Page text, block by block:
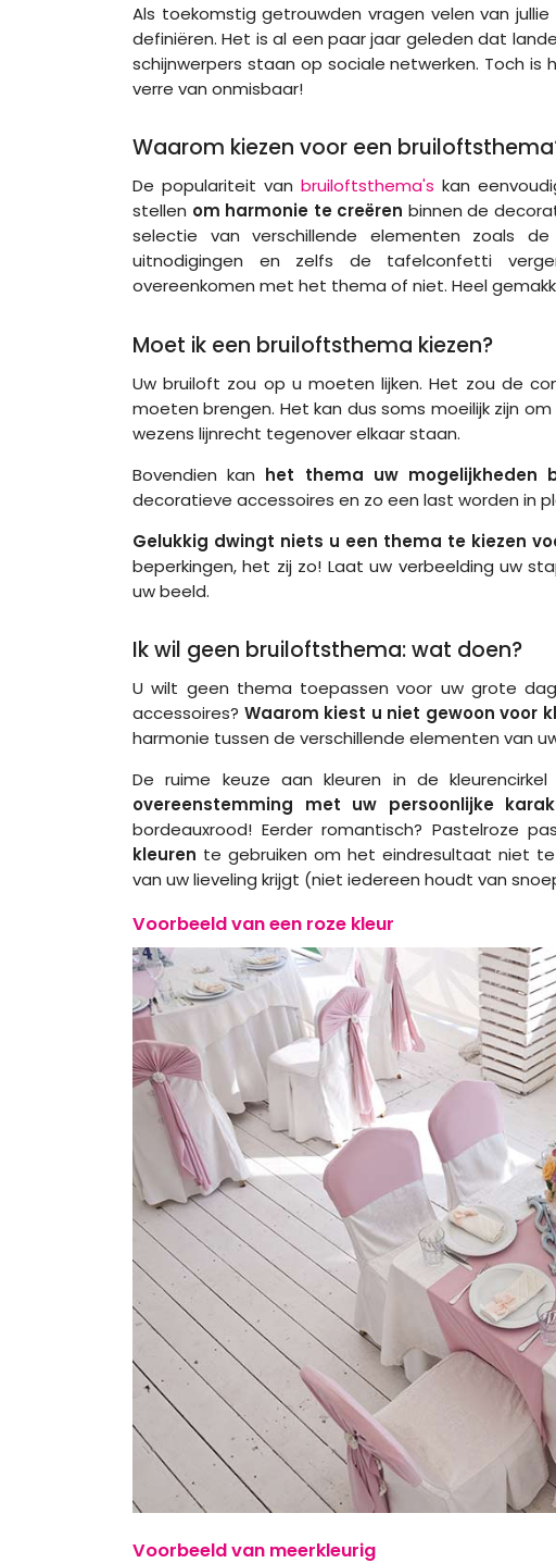
Als toekomstig getrouwden vragen velen van
definiëren. Het is al een paar jaar geleden dat
schijnwerpers staan op sociale netwerken. Toch
verre van onmisbaar!
Waarom kiezen voor een
De populariteit van bruiloftsthema's kan
stellen om harmonie te creëren binnen de
selectie van verschillende elementen zoals
uitnodigingen en zelfs de tafelconfetti
overeenkomen met het thema of niet. Heel
Moet ik een bruiloftsthema kiezen?
Uw bruiloft zou op u moeten lijken. Het zou de
moeten brengen. Het kan dus soms moeilijk zijn om
wezens lijnrecht tegenover elkaar staan.
Bovendien kan het thema uw mogelijkheden
decoratieve accessoires en zo een last worden in
Gelukkig dwingt niets u een thema te kiezen
beperkingen, het zij zo! Laat uw verbeelding uw
uw beeld.
Ik wil geen bruiloftsthema: wat doen?
U wilt geen thema toepassen voor uw grote
accessoires? Waarom kiest u niet gewoon voor
harmonie tussen de verschillende elementen van
De ruime keuze aan kleuren in de
overeenstemming met uw persoonlijke
bordeauxrood! Eerder romantisch? Pastelroze
kleuren te gebruiken om het eindresultaat niet
van uw lieveling krijgt (niet iedereen houdt van
Voorbeeld van een roze kleur
Voorbeeld van meerkleurig